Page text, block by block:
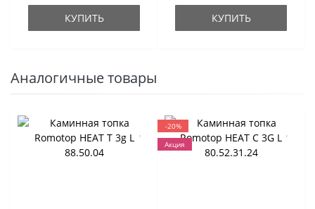
КУПИТЬ КУПИТЬ
Аналогичные товары
-20%
Акция